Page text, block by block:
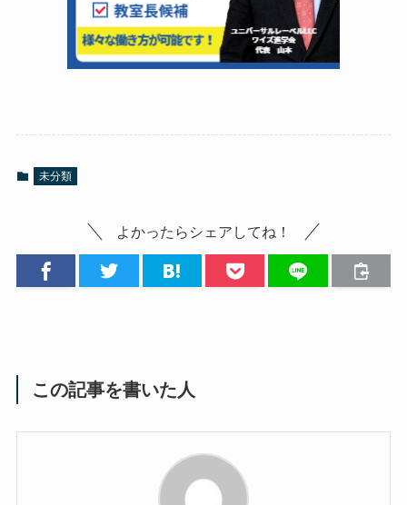
未分類
よかったらシェアしてね！
この記事を書いた人